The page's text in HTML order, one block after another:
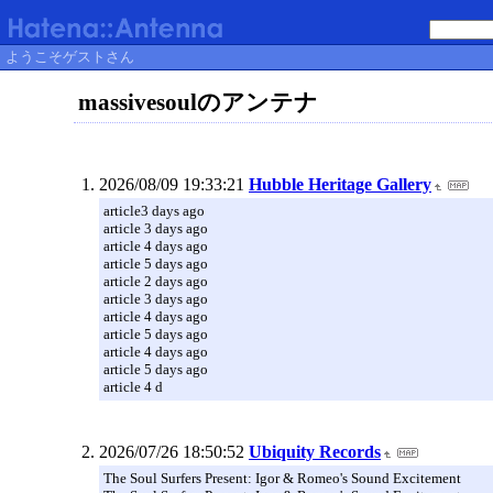
ようこそゲストさん
massivesoulのアンテナ
2026/08/09 19:33:21 Hubble Heritage Gallery
article3 days ago
article 3 days ago
article 4 days ago
article 5 days ago
article 2 days ago
article 3 days ago
article 4 days ago
article 5 days ago
article 4 days ago
article 5 days ago
article 4 d
2026/07/26 18:50:52 Ubiquity Records
The Soul Surfers Present: Igor & Romeo's Sound Excitement